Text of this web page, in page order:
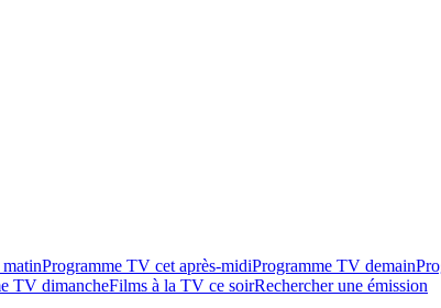
Programme TV cet après-midiProgramme TV demain
TV dimancheFilms à la TV ce soirRechercher une émission